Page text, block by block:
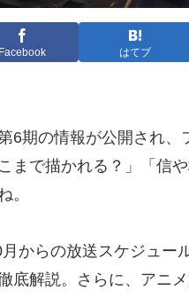
Facebook はてブ
6期の情報が公開され
まで描かれる？」「信
。
からの放送スケジュー
底解説。さらに、アニ